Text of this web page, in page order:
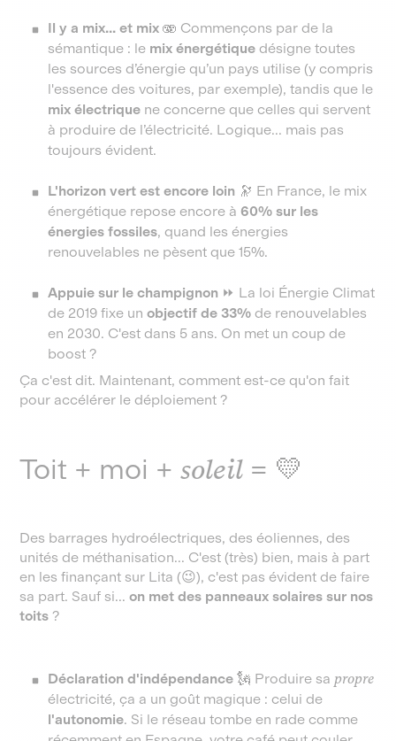
Il y a mix... et mix 🫨 Commençons par de la
sémantique : le mix énergétique désigne toutes
les sources d’énergie qu’un pays utilise (y compris
l'essence des voitures, par exemple), tandis que le
mix électrique ne concerne que celles qui servent
à produire de l’électricité. Logique... mais pas
toujours évident.
L'horizon vert est encore loin 🔭 En France, le mix
énergétique repose encore à 60% sur les
énergies fossiles, quand les énergies
renouvelables ne pèsent que 15%.
Appuie sur le champignon ⏩ La loi Énergie Climat
de 2019 fixe unobjectif de 33%de renouvelables
en 2030. C'est dans 5 ans. On met un coup de
boost ?
Ça c'est dit. Maintenant, comment est-ce qu'on fait
pour accélérer le déploiement ?
Toit + moi +soleil = 💛
Des barrages hydroélectriques, des éoliennes, des
unités de méthanisation... C'est (très) bien, mais à part
en les finançant sur Lita (😉), c'est pas évident de faire
sa part. Sauf si...on met des panneaux solaires sur nos
toits ?
Déclaration d'indépendance 🗽 Produire sa propre
électricité, ça a un goût magique : celui de
l'autonomie. Si le réseau tombe en rade comme